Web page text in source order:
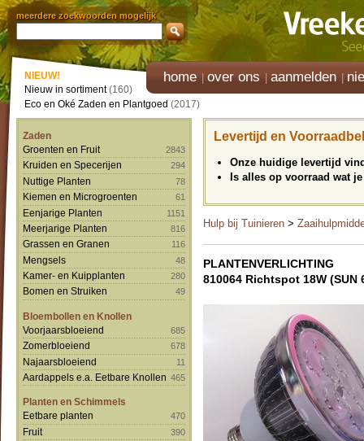
meerdere zoekwoorden mogelijk
home over ons aanmelden
NIEUW!
Nieuw in sortiment(160)
Eco en Oké Zaden en Plantgoed (2017)
Zaden
Groenten en Fruit
2843
Kruiden en Specerijen 294
Nuttige Planten 78
Kiemen en Microgroenten 61
Eenjarige Planten 1151
Meerjarige Planten 816
Grassen en Granen 116
Mengsels 48
Kamer- en Kuipplanten 280
Bomen en Struiken 49
Bloembollen en Knollen
Voorjaarsbloeiend
685
Zomerbloeiend 678
Najaarsbloeiend 11
Aardappels e.a. Eetbare Knollen 465
Planten en Schimmels
Eetbare planten
470
Fruit 390
Levertijd en
Onze huidige levertijd
Is alles op voorraad wat
Hulp bij Tuinieren >
PLANTENVERLICHTING
810064 Richtspot 18W (SUN